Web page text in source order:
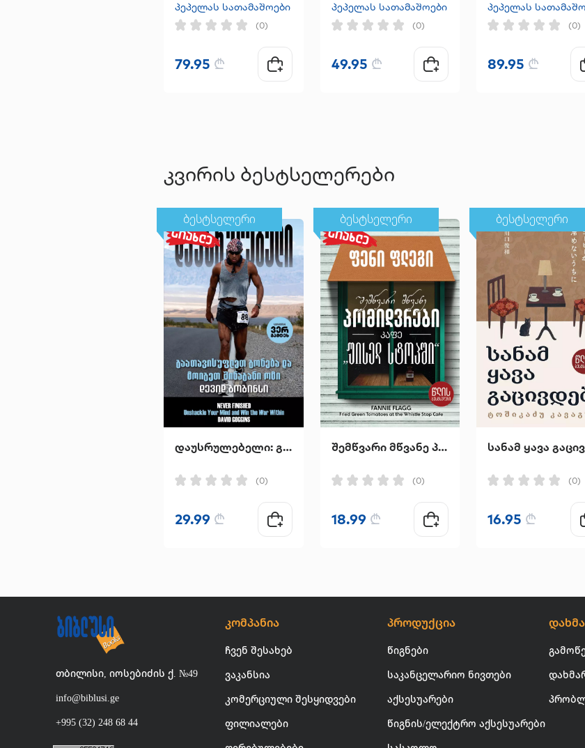
პეპელას სათამაშოები
(0)
79.95 ₾
პეპელას სათამაშოები
(0)
49.95 ₾
პეპელას
(0)
89.95 ₾
კვირის ბესტსელერები
ბესტსელერი
დაუსრულებელი: გაათავისუფლეთ გონება და მოიგეთ შინაგანი ომი
(0)
29.99 ₾
ბესტსელერი
შემწვარი მწვანე პომიდვრები კაფე "უისელ სტოპში"
(0)
18.99 ₾
ბესტსელერი
(0)
16.95 ₾
თბილისი, იოსებიძის ქ. №49
info@biblusi.ge
+995 (32) 248 68 44
კომპანია
ჩვენ შესახებ
ვაკანსია
კომერციული შესყიდვები
ფილიალები
პროდუქცია
წიგნები
საკანცელარიო ნივთები
აქსესუარები
წიგნის/ელექტრო აქსესუარები